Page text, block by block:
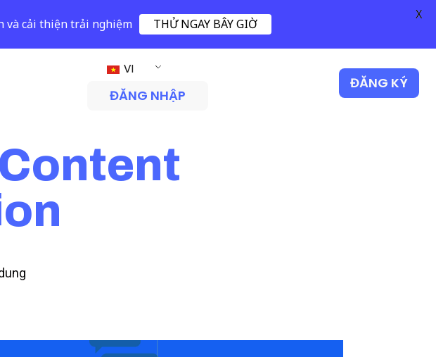
VI
ĐĂNG NHẬP
ĐĂNG KÝ
và cải thiện trải nghiệm THỬ NGAY BÂY GIỜ
X